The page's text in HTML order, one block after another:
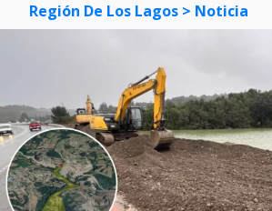
Región De Los Lagos > Noticia